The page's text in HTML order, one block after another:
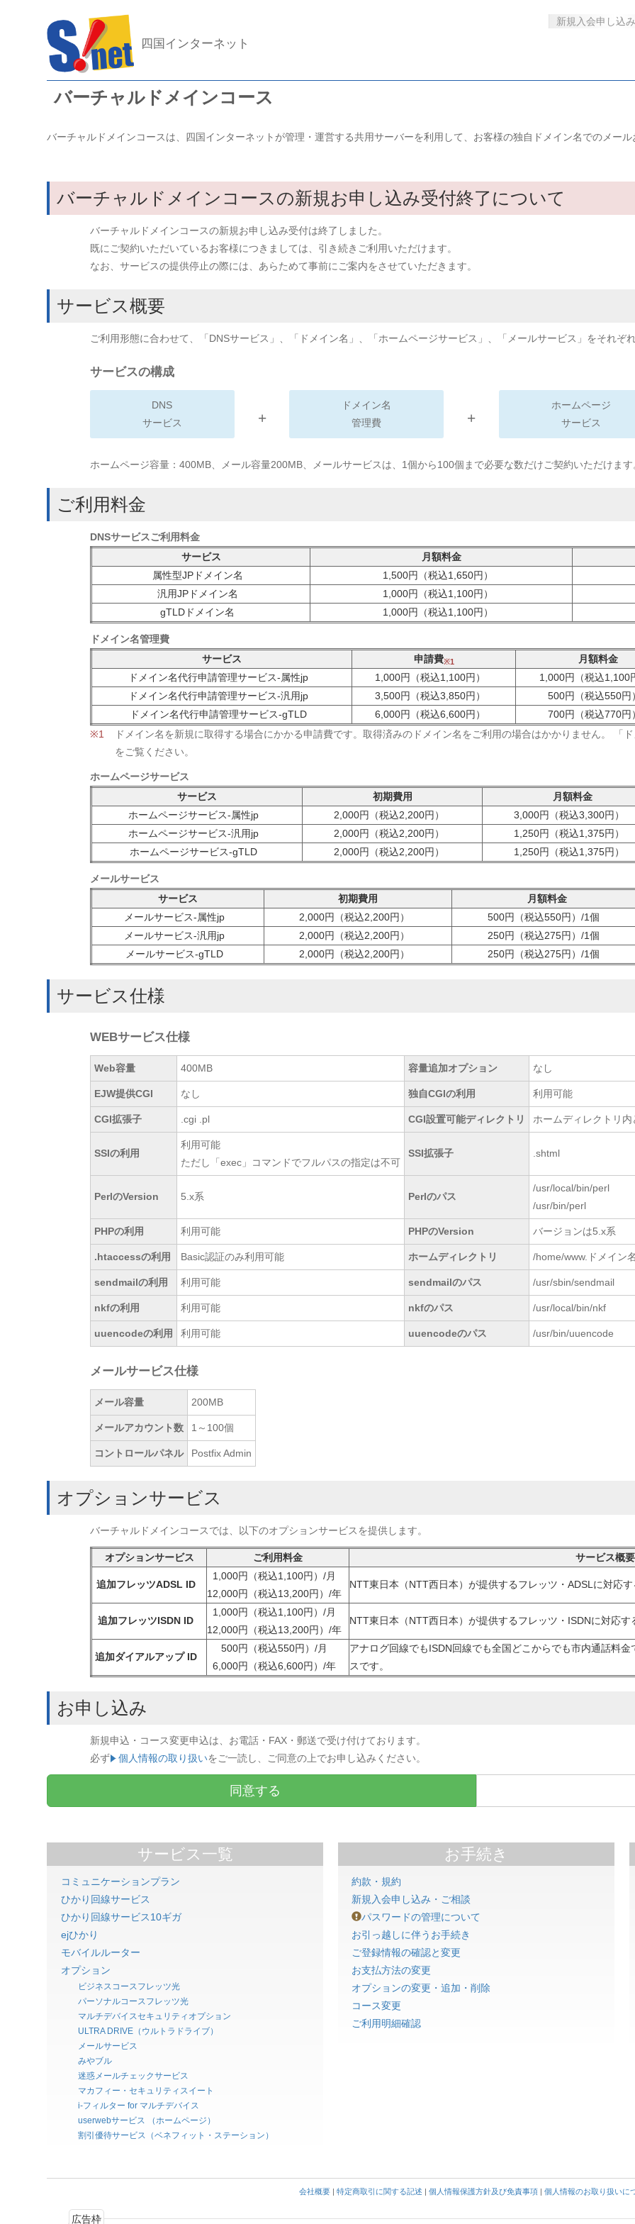
四国インターネット
新規入会申し込
バーチャルドメインコース
バーチャルドメインコースは、四国インターネットが管理・運営する共用サーバーを利用して、お客様の独自ドメイン名でのメール
バーチャルドメインコースの新規お申し込み受付終了について
バーチャルドメインコースの新規お申し込み受付は終了しました。
既にご契約いただいているお客様につきましては、引き続きご利用いただけます。
なお、サービスの提供停止の際には、あらためて事前にご案内をさせていただきます。
サービス概要
ご利用形態に合わせて、「DNSサービス」、「ドメイン名」、「ホームページサービス」、「メールサービス」をそれぞ
サービスの構成
DNS
サービス
+
ドメイン名
管理費
+
ホームページ
サービス
ホームページ容量：400MB、メール容量200MB、メールサービスは、1個から100個まで必要な数だけご契約いただけます
ご利用料金
DNSサービスご利用料金
サービス
月額料金
属性型JPドメイン名
1,500円（税込1,650円）
汎用JPドメイン名
1,000円（税込1,100円）
gTLDドメイン名
1,000円（税込1,100円）
ドメイン名管理費
サービス
申請費※1 月額料金
ドメイン名代行申請管理サービス-属性jp
1,000円（税込1,100円） 1,000円（税込1,100
ドメイン名代行申請管理サービス-汎用jp
3,500円（税込3,850円） 500円（税込550円）
ドメイン名代行申請管理サービス-gTLD
6,000円（税込6,600円） 700円（税込770円）
ドメイン名を新規に取得する場合にかかる申請費です。取得済みのドメイン名をご利用の場合はかかりません。 「
をご覧ください。
ホームページサービス
サービス
初期費用 月額料金
ホームページサービス-属性jp
2,000円（税込2,200円） 3,000円（税込3,300円）
ホームページサービス-汎用jp
2,000円（税込2,200円） 1,250円（税込1,375円）
ホームページサービス-gTLD
2,000円（税込2,200円） 1,250円（税込1,375円）
メールサービス
サービス
初期費用 月額料金
メールサービス-属性jp
2,000円（税込2,200円） 500円（税込550円）/1個
メールサービス-汎用jp
2,000円（税込2,200円） 250円（税込275円）/1個
メールサービス-gTLD
2,000円（税込2,200円） 250円（税込275円）/1個
サービス仕様
WEBサービス仕様
Web容量 400MB 容量追加オプション なし
EJW提供CGI なし 独自CGIの利用 利用可能
CGI拡張子 .cgi .pl CGI設置可能ディレクトリ ホームディレクトリ
SSIの利用
利用可能
ただし「exec」コマンドでフルパスの指定は不可
SSI拡張子 .shtml
PerlのVersion 5.x系 Perlのパス
/usr/local/bin/perl
/usr/bin/perl
PHPの利用 利用可能 PHPのVersion バージョンは5.x系
.htaccessの利用 Basic認証のみ利用可能 ホームディレクトリ /home/www.ドメイン
sendmailの利用 利用可能 sendmailのパス /usr/sbin/sendmail
nkfの利用 利用可能 nkfのパス /usr/local/bin/nkf
uuencodeの利用 利用可能 uuencodeのパス /usr/bin/uuencode
メールサービス仕様
メール容量 200MB
メールアカウント数 1～100個
コントロールパネル Postfix Admin
オプションサービス
バーチャルドメインコースでは、以下のオプションサービスを提供します。
オプションサービス ご利用料金 サービス概要
追加フレッツADSL ID
1,000円（税込1,100円）/月
12,000円（税込13,200円）/年
NTT東日本（NTT西日本）が提供するフレッツ・ADSLに対応す
追加フレッツISDN ID
1,000円（税込1,100円）/月
12,000円（税込13,200円）/年
NTT東日本（NTT西日本）が提供するフレッツ・ISDNに対応す
追加ダイアルアップ ID
500円（税込550円）/月
6,000円（税込6,600円）/年
アナログ回線でもISDN回線でも全国どこからでも市内通話料
スです。
お申し込み
新規申込・コース変更申込は、お電話・FAX・郵送で受け付けております。
必ず
個人情報の取り扱いをご一読し、ご同意の上でお申し込みください。
同意する
サービス一覧
コミュニケーションプラン
ひかり回線サービス
ひかり回線サービス10ギガ
ejひかり
モバイルルーター
オプション
ビジネスコースフレッツ光
パーソナルコースフレッツ光
マルチデバイスセキュリティオプション
ULTRA DRIVE（ウルトラドライブ）
メールサービス
みやブル
迷惑メールチェックサービス
マカフィー・セキュリティスイート
i-フィルター for マルチデバイス
userwebサービス （ホームページ）
割引優待サービス（ベネフィット・ステーション）
お手続き
約款・規約
新規入会申し込み・ご相談
パスワードの管理について
お引っ越しに伴うお手続き
ご登録情報の確認と変更
お支払方法の変更
オプションの変更・追加・削除
コース変更
ご利用明細確認
会社概要 | 特定商取引に関する記述 | 個人情報保護方針及び免責事項 | 個人情報のお取り扱いに